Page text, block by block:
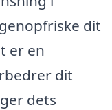
dit
er en
dit
dets